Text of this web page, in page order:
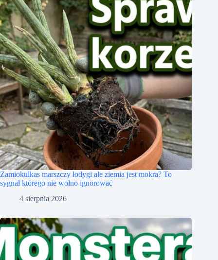
Zamiokulkas marszczy łodygi ale ziemia jest mokra? To
sygnał którego nie wolno ignorować
4 sierpnia 2026